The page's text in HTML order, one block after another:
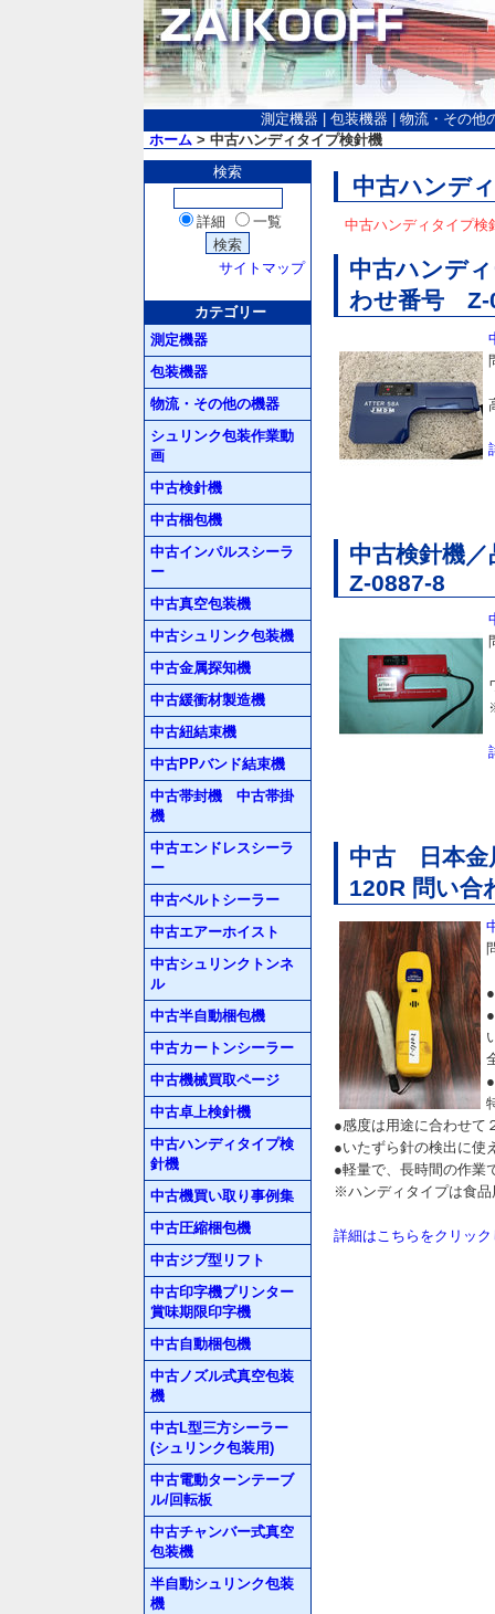
測定機器 包装機器
物流・その他
ホーム > 中古ハンディタイプ検針機
検索
詳細 一覧
サイトマップ
カテゴリー
測定機器
包装機器
物流・その他の機器
シュリンク包装作業動
画
中古検針機
中古梱包機
中古インパルスシーラ
ー
中古真空包装機
中古シュリンク包装機
中古金属探知機
中古緩衝材製造機
中古紐結束機
中古PPバンド結束機
中古帯封機 中古帯掛
機
中古エンドレスシーラ
ー
中古ベルトシーラー
中古エアーホイスト
中古シュリンクトンネ
ル
中古半自動梱包機
中古カートンシーラー
中古機械買取ページ
中古卓上検針機
中古ハンディタイプ検
針機
中古機買い取り事例集
中古圧縮梱包機
中古ジブ型リフト
中古印字機プリンター
賞味期限印字機
中古自動梱包機
中古ノズル式真空包装
機
中古L型三方シーラー
(シュリンク包装用)
中古電動ターンテーブ
ル/回転板
中古チャンバー式真空
包装機
半自動シュリンク包装
機
中古ハンデ
中古ハンディタイプ検
中古ハンデ
わせ番号 Z-
中古検針機
Z-0887-8
中古 日本金
120R 問い
●感度は用途に合わせて
●いたずら針の検出に使
●軽量で、長時間の作業
※ハンディタイプは食
詳細はこちらをクリッ